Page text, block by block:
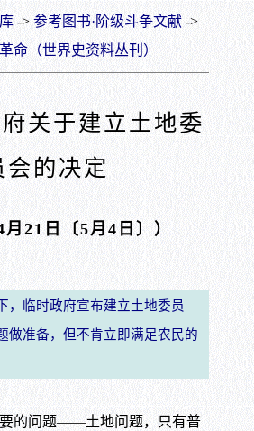
-> 参考图书·阶级斗争文献->
命（世界史资料丛刊）
关于建立土地委
会的决定
月21日〔5月4日〕）
临时政府宣布建立土地委员
做准备，但不肯立即满足农民的
问题——土地问题，只有普